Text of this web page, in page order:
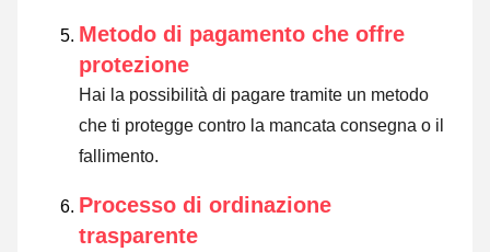
Metodo di pagamento che offre
protezione
Hai la possibilità di pagare tramite un metodo
che ti protegge contro la mancata consegna o il
fallimento.
Processo di ordinazione
trasparente